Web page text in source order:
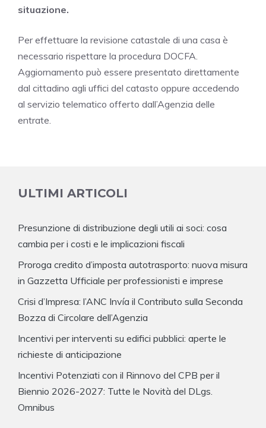
situazione.
Per effettuare la revisione catastale di una casa è
necessario rispettare la procedura DOCFA.
Aggiornamento può essere presentato direttamente
dal cittadino agli uffici del catasto oppure accedendo
al servizio telematico offerto dall’Agenzia delle
entrate.
ULTIMI ARTICOLI
Presunzione di distribuzione degli utili ai soci: cosa
cambia per i costi e le implicazioni fiscali
Proroga credito d’imposta autotrasporto: nuova misura
in Gazzetta Ufficiale per professionisti e imprese
Crisi d’Impresa: l’ANC Invía il Contributo sulla Seconda
Bozza di Circolare dell’Agenzia
Incentivi per interventi su edifici pubblici: aperte le
richieste di anticipazione
Incentivi Potenziati con il Rinnovo del CPB per il
Biennio 2026-2027: Tutte le Novità del DLgs.
Omnibus